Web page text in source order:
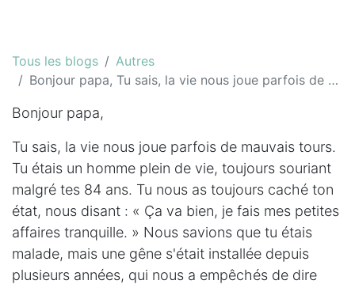
Tous les blogs
Autres
Bonjour papa, Tu sais, la vie nous joue parfois de mauvais tours...
Bonjour papa,
Tu sais, la vie nous joue parfois de mauvais tours.
Tu étais un homme plein de vie, toujours souriant
malgré tes 84 ans. Tu nous as toujours caché ton
état, nous disant : « Ça va bien, je fais mes petites
affaires tranquille. » Nous savions que tu étais
malade, mais une gêne s'était installée depuis
plusieurs années, qui nous a empêchés de dire